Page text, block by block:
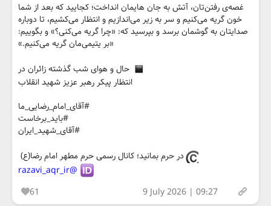
غصه‌ی رفتن‌تان، آتش به جان هایمان انداخت؛ کجایید که بعد از شما
خون گریه می‌کنیم و سر به زیر می‌اندازیم و انتظار می‌کشیم، تا دوباره
صدایتان به گوشمان برسد و بپرسید که: «چرا گریه می‌کنی؟» و بگوییم:
«بر یتیمی‌مان گریه می‌کنیم.»
حال و هوای شب گذشته زائران در
انتظار پیکر رهبر عزیز شهید انقلاب
#آقای_امام_رضایی_ما
#باید_برخاست
#آقای_شهید_ایران
در حرم بمانید؛ کانال رسمی حرم مطهر امام رضا(ع)
@razavi_aqr_ir
61
9 July 2026 | 09:27